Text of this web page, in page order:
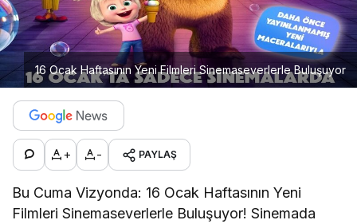
16 Ocak Haftasının Yeni Filmleri Sinemaseverlerle Buluşuyor
+ - PAYLAŞ
Bu Cuma Vizyonda: 16 Ocak Haftasının Yeni
Filmleri Sinemaseverlerle Buluşuyor! Sinemada